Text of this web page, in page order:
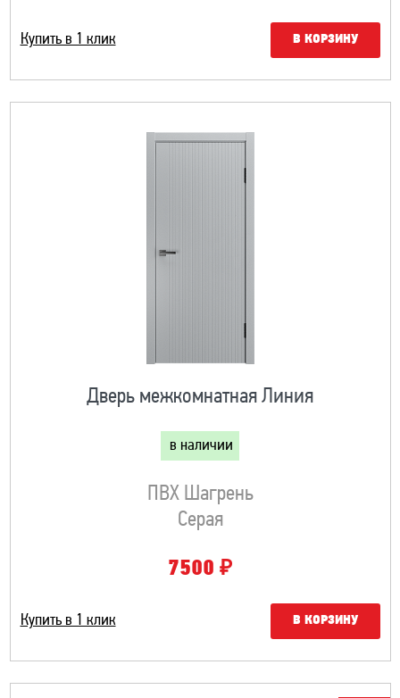
Купить в 1 клик В КОРЗИНУ
Дверь межкомнатная Линия
в наличии
ПВХ Шагрень
Серая
7500 ₽
Купить в 1 клик В КОРЗИНУ